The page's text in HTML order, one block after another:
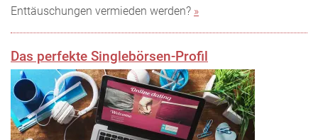
Enttäuschungen vermieden werden? »
Das perfekte Singlebörsen-Profil